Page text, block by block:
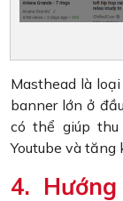
Masthead là
banner lớn ở
có thể giúp
Youtube và
4.